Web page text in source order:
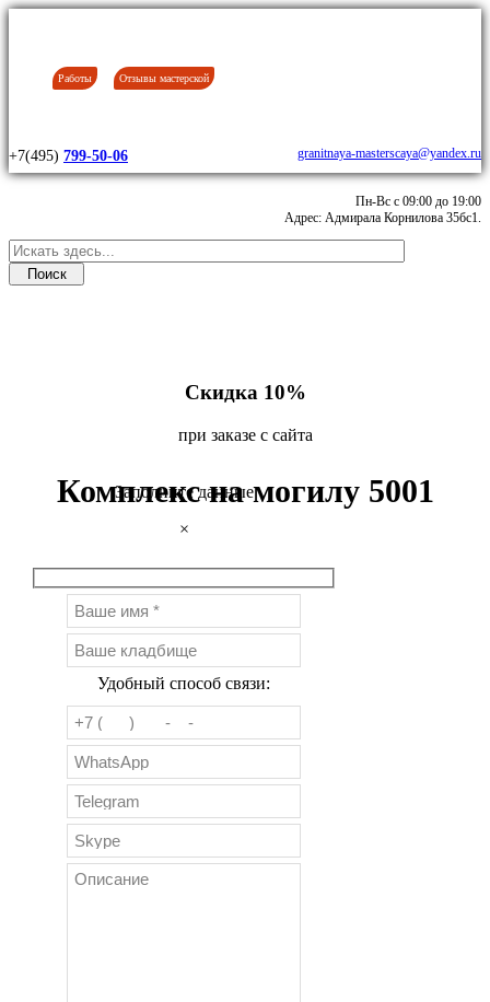
Работы Отзывы мастерской
+7(495) 799-50-06 granitnaya-masterscaya@yandex.ru
Пн-Вс с 09:00 до 19:00
Адрес: Адмирала Корнилова 35бс1.
Скидка 10%
при заказе с сайта
Комплекс на могилу 5001
Заполните данные
×
Удобный способ связи: